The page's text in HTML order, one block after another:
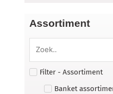
Assortiment
Filter - Assortiment
Banket